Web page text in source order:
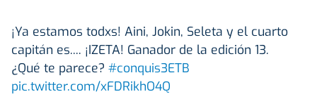
¡Ya estamos todxs! Aini, Jokin, Seleta y el cuarto
capitán es.... ¡IZETA! Ganador de la edición 13.
¿Qué te parece? #conquis3ETB
pic.twitter.com/xFDRikhO4Q